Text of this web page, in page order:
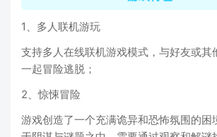
1、多人联机游玩
支持多人在线联机游戏模式，与好友或其
一起冒险逃脱；
2、惊悚冒险
游戏创造了一个充满诡异和恐怖氛围的困